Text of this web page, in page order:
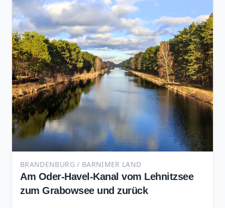
BRANDENBURG / BARNIMER LAND
Am Oder-Havel-Kanal vom Lehnitzsee
zum Grabowsee und zurück